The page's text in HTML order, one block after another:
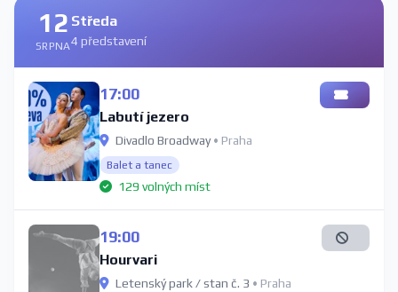
12
SRPNA
Středa
4 představení
17:00
Labutí jezero
Divadlo Broadway• Praha
Balet a tanec
129 volných míst
19:00
Hourvari
Letenský park / stan č. 3 • Praha